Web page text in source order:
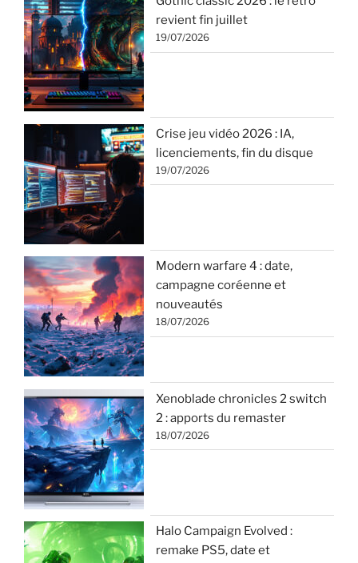
revient fin juillet
19/07/2026
Crise jeu vidéo 2026 : IA,
licenciements, fin du disque
19/07/2026
Modern warfare 4 : date,
campagne coréenne et
nouveautés
18/07/2026
Xenoblade chronicles 2 switch
2 : apports du remaster
18/07/2026
Halo Campaign Evolved :
remake PS5, date et